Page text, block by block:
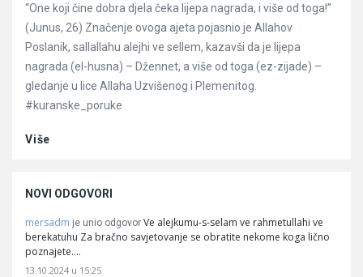
“One koji čine dobra djela čeka lijepa nagrada, i više od toga!”
(Junus, 26) Značenje ovoga ajeta pojasnio je Allahov
Poslanik, sallallahu alejhi ve sellem, kazavši da je lijepa
nagrada (el-husna) – Džennet, a više od toga (ez-zijade) –
gledanje u lice Allaha Uzvišenog i Plemenitog.
#kuranske_poruke
Više
NOVI ODGOVORI
mersadm je unio odgovor Ve alejkumu-s-selam ve rahmetullahi ve
berekatuhu Za bračno savjetovanje se obratite nekome koga lično
poznajete.…
13.10.2024 u 15:25